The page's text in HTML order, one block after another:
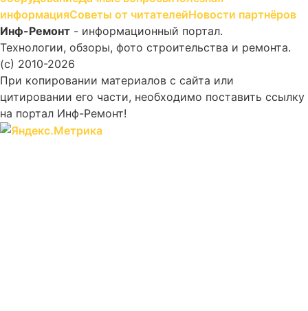
информацияСоветы от читателейНовости партнёров
Инф-Ремонт - информационный портал.
Технологии, обзоры, фото строительства и ремонта.
(c) 2010-2026
При копировании материалов с сайта или
цитировании его части, необходимо поставить ссылку
на портал Инф-Ремонт!